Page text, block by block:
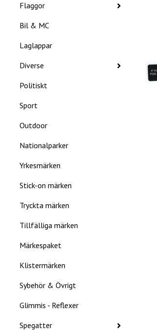
Flaggor
Bil & MC
Laglappar
Diverse
Politiskt
Sport
Outdoor
Nationalparker
Yrkesmärken
Stick-on märken
Tryckta märken
Tillfälliga märken
Märkespaket
Klistermärken
Sybehör & Övrigt
Glimmis - Reflexer
Spegatter